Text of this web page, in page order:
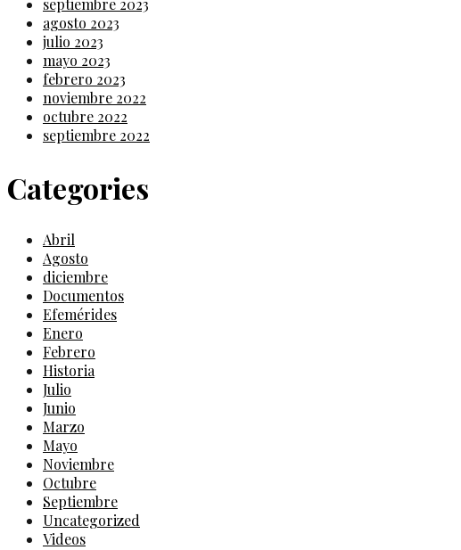
septiembre 2023
agosto 2023
julio 2023
mayo 2023
febrero 2023
noviembre 2022
octubre 2022
septiembre 2022
Categories
Abril
Agosto
diciembre
Documentos
Efemérides
Enero
Febrero
Historia
Julio
Junio
Marzo
Mayo
Noviembre
Octubre
Septiembre
Uncategorized
Videos